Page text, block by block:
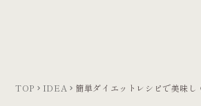
TOP keyboard_arrow_right IDEA keyboard_arrow_right 簡単ダイエットレシピで美味し